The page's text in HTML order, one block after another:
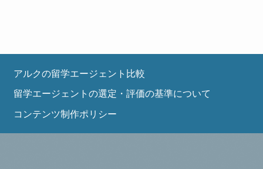
アルクの留学エージェント比較
留学エージェントの選定・評価の基準について
コンテンツ制作ポリシー